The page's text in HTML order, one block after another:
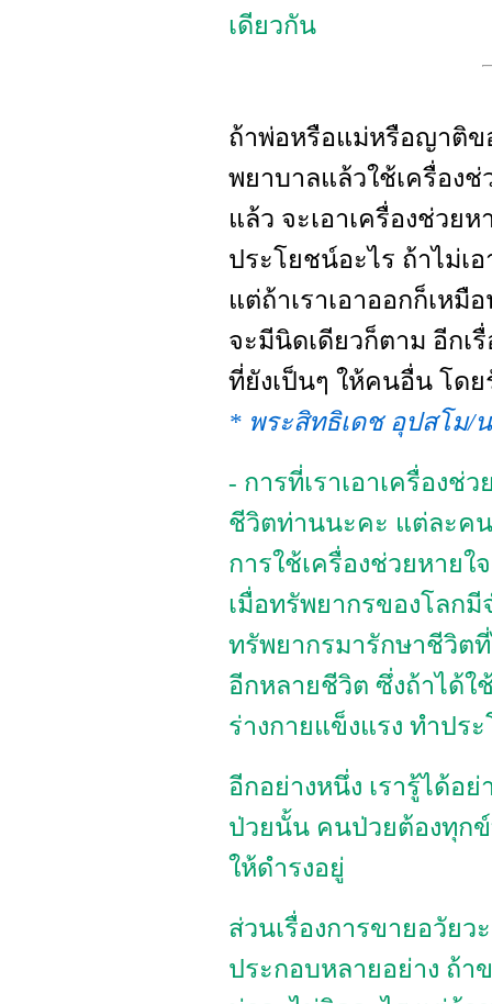
เดียวกัน
ถ้าพ่อหรือแม่หรือญาติข
พยาบาลแล้วใช้เครื่อง
แล้ว จะเอาเครื่องช่วย
ประโยชน์อะไร ถ้าไม่เ
แต่ถ้าเราเอาออกก็เห
จะมีนิดเดียวก็ตาม อีกเ
ที่ยังเป็นๆ ให้คนอื่น โด
* พระสิทธิเดช อุปสโม/
- การที่เราเอาเครื่องช่
ชีวิตท่านนะคะ แต่ละคน
การใช้เครื่องช่วยหาย
เมื่อทรัพยากรของโลกมี
ทรัพยากรมารักษาชีวิต
อีกหลายชีวิต ซึ่งถ้าได้ใ
ร่างกายแข็งแรง ทำปร
อีกอย่างหนึ่ง เรารู้ได้อ
ป่วยนั้น คนป่วยต้องทุก
ให้ดำรงอยู่
ส่วนเรื่องการขายอวัยว
ประกอบหลายอย่าง ถ้า